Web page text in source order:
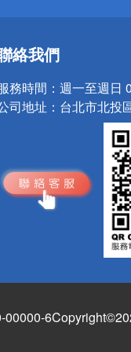
絡我們
務時間： 週一至週日
司地址： 台北市北投
00000-6